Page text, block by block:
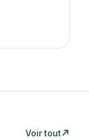
Voir tout